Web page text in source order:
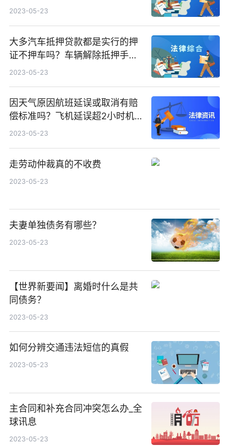
2023-05-23
大多汽车抵押贷款都是实行的押
证不押车吗？车辆解除抵押手续
办理流程有什么？
2023-05-23
因天气原因航班延误或取消有赔
偿标准吗？飞机延误超2小时机
场须提供什么？
2023-05-23
走劳动仲裁真的不收费
2023-05-23
夫妻单独债务有哪些？
2023-05-23
【世界新要闻】离婚时什么是共
同债务？
2023-05-23
如何分辨交通违法短信的真假
2023-05-23
主合同和补充合同冲突怎么办_全
球讯息
2023-05-23